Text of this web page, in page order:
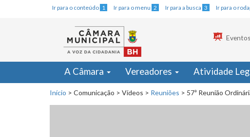
Ir para o conteúdo 1 Ir para o menu 2 Ir para a busca 3 Ir para o
Eventos
A Câmara Vereadores Atividade
Início > Comunicação > Vídeos > Reuniões > 57ª Reunião